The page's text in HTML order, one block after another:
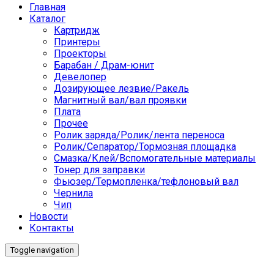
Главная
Каталог
Картридж
Принтеры
Проекторы
Барабан / Драм-юнит
Девелопер
Дозирующее лезвие/Ракель
Магнитный вал/вал проявки
Плата
Прочее
Ролик заряда/Ролик/лента переноса
Ролик/Сепаратор/Тормозная площадка
Смазка/Клей/Вспомогательные материалы
Тонер для заправки
Фьюзер/Термопленка/тефлоновый вал
Чернила
Чип
Новости
Контакты
Toggle navigation